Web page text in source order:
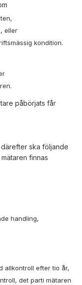
eller
kondition.
påbörjats får
ska följande
finnas
handling,
allkontroll efter tio år,
det parti mätaren